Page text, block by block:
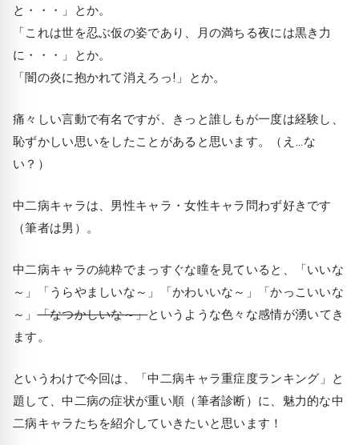
と・・・」
とか。
「これは世を忍ぶ仮の姿であり、月の満ちる夜には黒き力
に・・・」
とか。
「闇の炎に抱かれて消えろっ!」
とか。
痛々しい言動で有名ですが、きっと誰しもが一度は経験し、
恥ずかしい思いをしたことがあると思います。
（え…な
い？）
中二病キャラは、男性キャラ・女性キャラ問わず好きです
（筆者は男）。
中二病キャラの純粋でまっすぐな瞳を見ていると、「いいな
～」「うらやましいな～」「かわいいな～」「かっこいいな
～」「なつかしいな～」というような色々な感情が湧いてき
ます。
というわけで今回は、 「中二病キャラ重症度ランキング」 と
題して、中二病の症状が重い順（筆者診断）に、魅力的な中
二病キャラたちを紹介していきたいと思います！